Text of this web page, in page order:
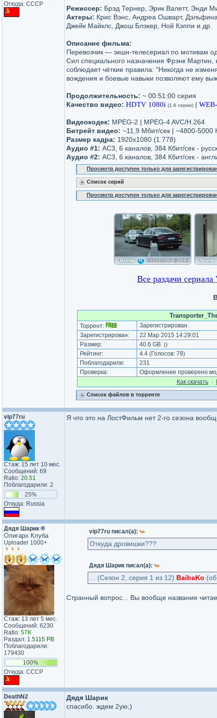
Откуда: СССР
Режиссер: Брэд Тернер, Эрик Валетт, Энди
Актеры: Крис Вэнс, Андреа Ошварт,
Джейк Майклс, Джош Блэкер, Ной Кэппи и др.
Описание фильма:
Перевозчик — экшн-телесериал по мотивам
Сил специального назначения Фрэнк Мартин,
соблюдает чёткие правила: "Никогда не
вождения и боевые навыки позволяют ему
Продолжительность: ~ 00:51:00 серия
Качество видео: HDTV 1080i (1-6 серии) |
Видеокодек: MPEG-2 | MPEG-4 AVC/H.264
Битрейт видео: ~11,9 Мбит/сек | ~4800-5000
Размер кадра: 1920x1080 (1.778)
Аудио #1: AC3, 6 каналов, 384 Кбит/сек -
Аудио #2: AC3, 6 каналов, 384 Кбит/сек -
Просмотр доступен только для
Список серий
Просмотр доступен только для
Все раздачи
Торрент:
Зарегистрирован
Зарегистрирован:
22 Мар 2015 14:29:01
Размер:
40.6 GB ()
Рейтинг: 4.4(Голосов: 78)
Поблагодарили:
231
Проверка:
Оформление проверено
Как cкачать·
Список файлов в торренте
vip77ru
Стаж: 15 лет 10 мес.
Сообщений: 69
Ratio: 20.51
Поблагодарили: 2
25%
Откуда: Russia
Я что это на ЛостФильм нет 2-го сезона
Дядя Шарик ®
Олигарх Клуба
Uploader 1000+
Стаж: 13 лет 5 мес.
Сообщений: 6230
Ratio: 57K
Раздал: 1.5115 PB
Поблагодарили:
179430
100%
Откуда: СССР
vip77ru писал(а):
Откуда дровишки???
Дядя Шарик писал(а):
... (Сезон 2, серия 1 из 12) BaibaKo
Странный вопрос... Вы вообще название
DeathN2
Дядя Шарик
спасибо. ждем 2ую;)